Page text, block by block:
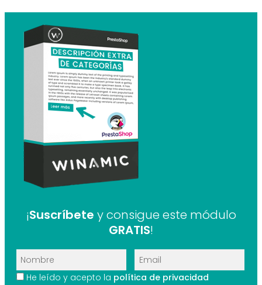
¡Suscríbete y consigue este módulo
GRATIS!
He leído y acepto la política de privacidad